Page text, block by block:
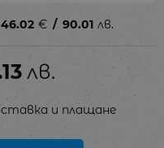
46.02 € / 90.01 лв.
лв.
и плащане